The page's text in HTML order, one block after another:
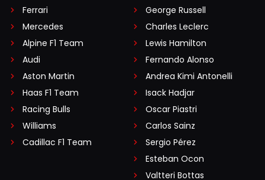
Ferrari
Mercedes
Alpine F1 Team
Audi
Aston Martin
Haas F1 Team
Racing Bulls
Williams
Cadillac F1 Team
George Russell
Charles Leclerc
Lewis Hamilton
Fernando Alonso
Andrea Kimi Antonelli
Isack Hadjar
Oscar Piastri
Carlos Sainz
Sergio Pérez
Esteban Ocon
Valtteri Bottas